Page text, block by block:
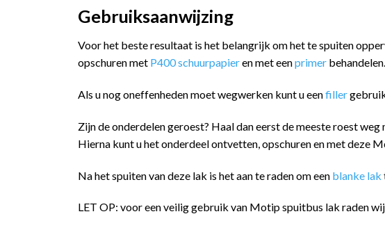
Gebruiksaanwijzing
Voor het beste resultaat is het belangrijk om het te spuiten
opschuren met P400 schuurpapieren met eenprimer behandelen.
Als u nog oneffenheden moet wegwerken kunt u eenfiller
Zijn de onderdelen geroest? Haal dan eerst de meeste roest
Hierna kunt u het onderdeel ontvetten, opschuren en met deze
Na het spuiten van deze lak is het aan te raden om een blanke lak
LET OP: voor een veilig gebruik van Motip spuitbus lak raden